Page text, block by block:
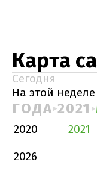
Карта
Сегодня
На этой неделе
ГОДА 2021
2020 2021
2026